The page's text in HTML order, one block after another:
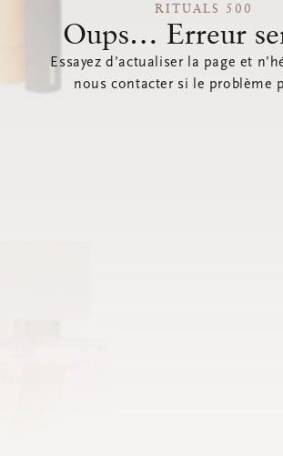
RITUALS 500
Oups… Erreur
Essayez d’actualiser la page et
nous contacter si le problème